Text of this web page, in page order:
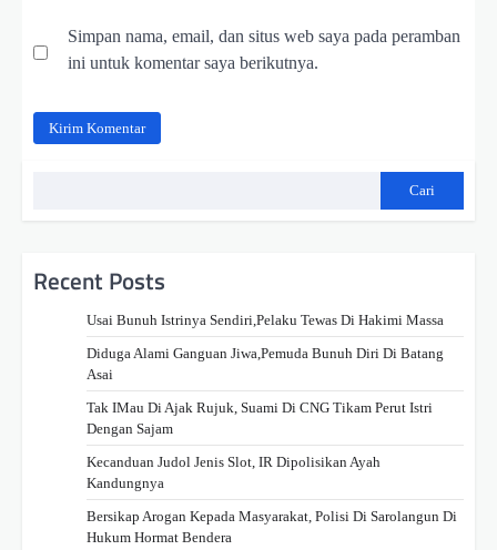
Simpan nama, email, dan situs web saya pada peramban
ini untuk komentar saya berikutnya.
Cari
Recent Posts
Usai Bunuh Istrinya Sendiri,Pelaku Tewas Di Hakimi Massa
Diduga Alami Ganguan Jiwa,Pemuda Bunuh Diri Di Batang
Asai
Tak IMau Di Ajak Rujuk, Suami Di CNG Tikam Perut Istri
Dengan Sajam
Kecanduan Judol Jenis Slot, IR Dipolisikan Ayah
Kandungnya
Bersikap Arogan Kepada Masyarakat, Polisi Di Sarolangun Di
Hukum Hormat Bendera